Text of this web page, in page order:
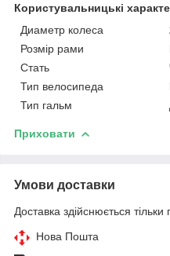
Користувальницькі
Диаметр колеса
Розмір рами
Стать
Тип велосипеда
Тип гальм
Приховати
Умови доставки
Доставка здійснюється тільки
Нова Пошта